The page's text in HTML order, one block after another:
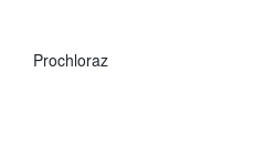
Prochloraz